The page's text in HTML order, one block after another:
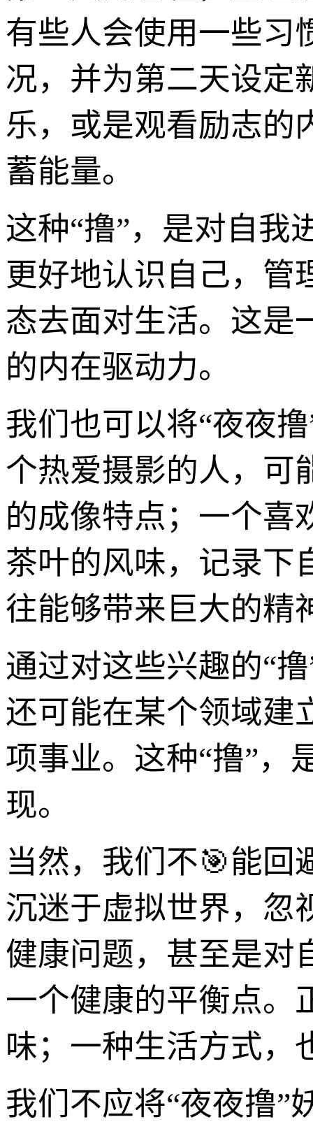
有些人会使用一些习
况，并为第二天设定
乐，或是观看励志的
蓄能量。
这种“撸”，是对自我
更好地认识自己，管
态去面对生活。这是
的内在驱动力。
我们也可以将“夜夜
个热爱摄影的人，可
的成像特点；一个喜
茶叶的风味，记录下
往能够带来巨大的精
通过对这些兴趣的“
还可能在某个领域建
项事业。这种“撸”，
现。
当然，我们不🎯能回
沉迷于虚拟世界，忽
健康问题，甚至是对
一个健康的平衡点。
味；一种生活方式，
我们不应将“夜夜撸”